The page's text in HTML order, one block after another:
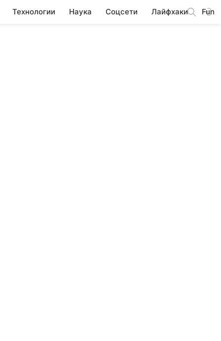
Технологии Наука Соцсети Лайфхаки Fun